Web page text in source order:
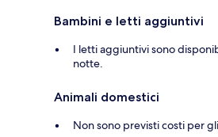
Bambini e letti aggiuntivi
I letti aggiuntivi sono
notte.
Animali domestici
Non sono previsti costi per